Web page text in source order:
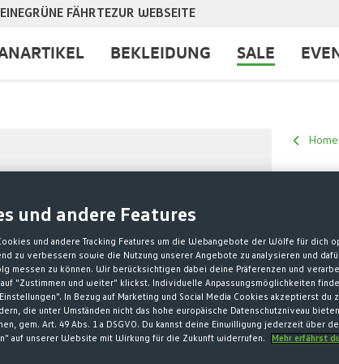
GRÜNE FÄHRTEZUR WEBSEITE
BEKLEIDUNG SALE
Home
5,00 €*
9,00 €
9,00 €
* Preise
und andere Features
und andere Tracking Features um die Webangebote der Wölfe für dich
zu verbessern sowie die Nutzung unserer Angebote zu analysieren und
messen zu können. Wir berücksichtigen dabei deine Präferenzen und
auf "Zustimmen und weiter" klickst. Individuelle Anpassungsmöglichkeiten
In Bezug auf Marketing und Social Media Cookies akzeptierst du
die unter Umständen nicht das hohe europäische Datenschutzniveau
gem. Art. 49 Abs. 1 a DSGVO. Du kannst deine Einwilligung jederzeit über
auf unserer Website mit Wirkung für die Zukunft widerrufen.
Mehr erfährst